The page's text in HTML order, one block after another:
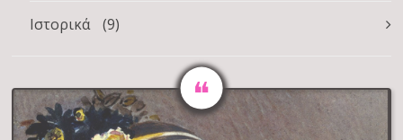
Ιστορικά (9)